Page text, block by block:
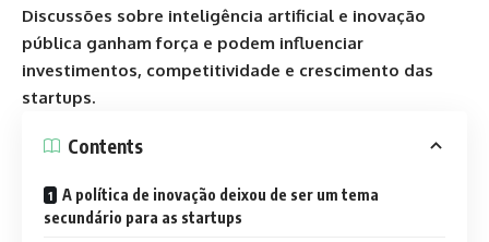
Discussões sobre inteligência artificial e inovação
pública ganham força e podem influenciar
investimentos, competitividade e crescimento das
startups.
Contents
A política de inovação deixou de ser um tema
secundário para as startups